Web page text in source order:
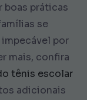
boas práticas
se
por
mais, confira
tênis escolar
adicionais